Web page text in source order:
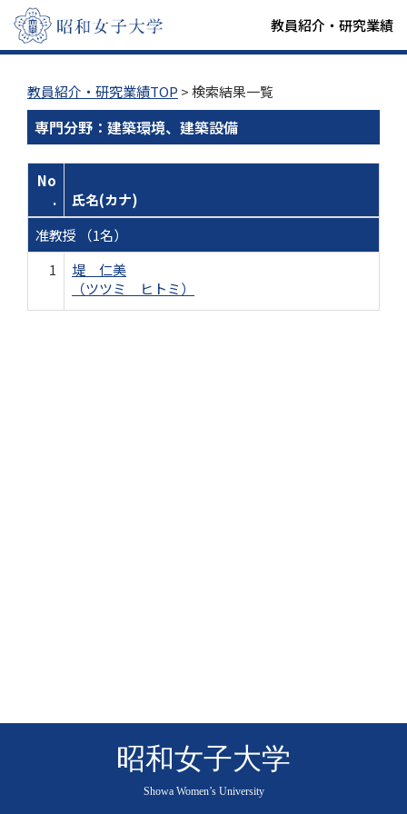
教員紹介・研究業績
教員紹介・研究業績TOP > 検索結果一覧
専門分野：建築環境、建築設備
No
.
氏名(カナ)
准教授 （1名）
1
堤 仁美
（ツツミ ヒトミ）
昭和女子大学
Showa Women’s University